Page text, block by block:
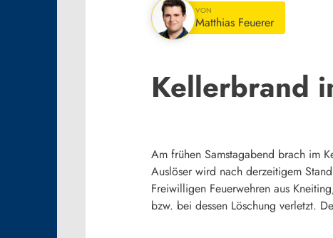
VON
Matthias Feuerer
Kellerbrand
Am frühen Samstagabend brach im
Auslöser wird nach derzeitigem
Freiwilligen Feuerwehren aus
bzw. bei dessen Löschung verletzt.